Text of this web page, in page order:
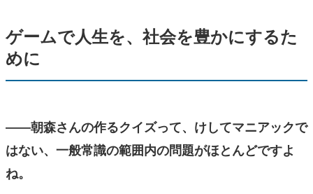
ゲームで人生を、社会を豊かにするた
めに
――朝森さんの作るクイズって、けしてマニアックで
はない、一般常識の範囲内の問題がほとんどですよ
ね。